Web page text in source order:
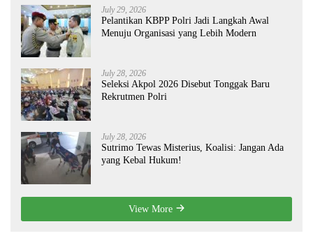
July 29, 2026
Pelantikan KBPP Polri Jadi Langkah Awal
Menuju Organisasi yang Lebih Modern
July 28, 2026
Seleksi Akpol 2026 Disebut Tonggak Baru
Rekrutmen Polri
July 28, 2026
Sutrimo Tewas Misterius, Koalisi: Jangan Ada
yang Kebal Hukum!
View More